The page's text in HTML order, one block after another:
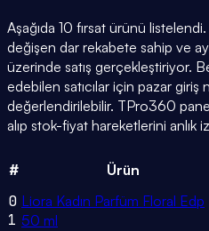
Aşağıda 10 fırsat ürünü
değişen dar rekabete sahip ve
üzerinde satış gerçekleştiriyor.
edebilen satıcılar için pazar giriş
değerlendirilebilir. TPro360
alıp stok-fiyat hareketlerini anlık
# Ürün
0
1
Liora Kadın Parfüm Floral Edp
50 ml